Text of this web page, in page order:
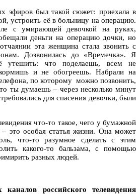
эфиров был такой сюжет: приехала в
устроить её в больницу на операцию.
с умирающей девочкой на руках,
деньги на операцию дочки, но
эта женщина стала звонить с
Дозвонилась до «Времечка». Я
утешить: что поделаешь, всем не
и не обогреешь. Набрали на
по которому можно позвонить,
ты думаешь – через несколько минут
для спасения девочки, были
что-то такое, чего у бумажной
это особая статья жизни. Она может
что-то разумное сделать с этим
какого-то бальзама, с помощью
разных людей.
российского телевидения